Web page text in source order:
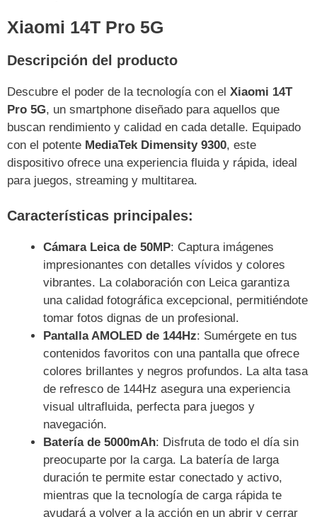
Xiaomi 14T Pro 5G
Descripción del producto
Descubre el poder de la tecnología con el Xiaomi 14T
Pro 5G, un smartphone diseñado para aquellos que
buscan rendimiento y calidad en cada detalle. Equipado
con el potente MediaTek Dimensity 9300, este
dispositivo ofrece una experiencia fluida y rápida, ideal
para juegos, streaming y multitarea.
Características principales:
Cámara Leica de 50MP: Captura imágenes
impresionantes con detalles vívidos y colores
vibrantes. La colaboración con Leica garantiza
una calidad fotográfica excepcional, permitiéndote
tomar fotos dignas de un profesional.
Pantalla AMOLED de 144Hz: Sumérgete en tus
contenidos favoritos con una pantalla que ofrece
colores brillantes y negros profundos. La alta tasa
de refresco de 144Hz asegura una experiencia
visual ultrafluida, perfecta para juegos y
navegación.
Batería de 5000mAh: Disfruta de todo el día sin
preocuparte por la carga. La batería de larga
duración te permite estar conectado y activo,
mientras que la tecnología de carga rápida te
ayudará a volver a la acción en un abrir y cerrar